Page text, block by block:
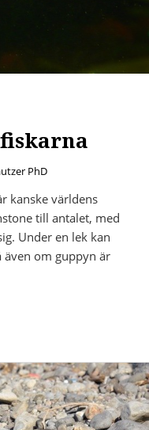
PhD
kanske världens
till antalet, med
Under en lek kan
även om guppyn är